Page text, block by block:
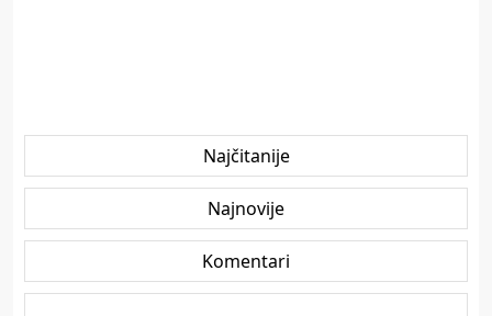
Najčitanije
Najnovije
Komentari